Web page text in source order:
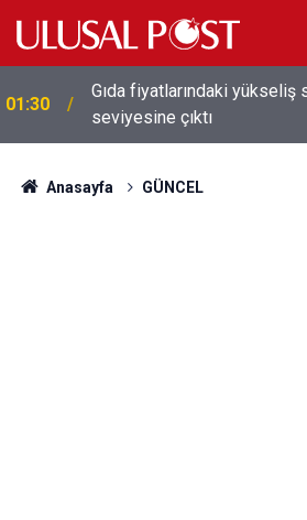
01:26
Galatasaray'dan sekiz kişi
duyurusu
Anasayfa GÜNCEL